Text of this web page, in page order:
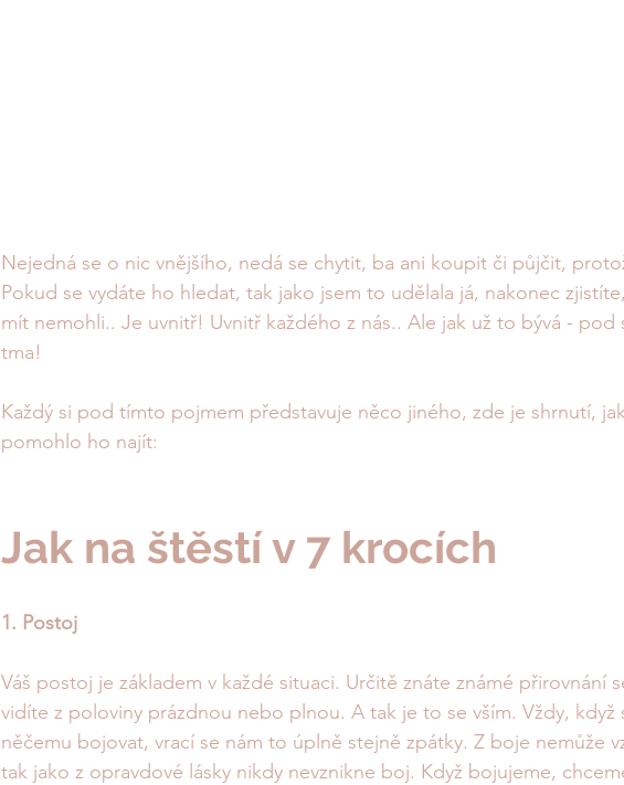
Nejedná se o nic vnějšího, nedá se chytit, ba ani koupit či půjčit,
Pokud se vydáte ho hledat, tak jako jsem to udělala já, nakonec
mít nemohli.. Je uvnitř! Uvnitř každého z nás.. Ale jak už to bývá - pod
tma!
Každý si pod tímto pojmem představuje něco jiného, zde je shrnutí,
pomohlo ho najít:
Jak na štěstí v 7 krocích
1. Postoj
Váš postoj je základem v každé situaci. Určitě znáte známé přirovnání
vidíte z poloviny prázdnou nebo plnou. A tak je to se vším. Vždy, když
něčemu bojovat, vrací se nám to úplně stejně zpátky. Z boje nemůže
tak jako z opravdové lásky nikdy nevznikne boj. Když bojujeme,